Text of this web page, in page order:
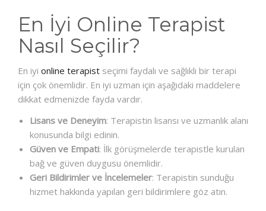
En İyi Online Terapist
Nasıl Seçilir?
En iyi online terapist seçimi faydalı ve sağlıklı bir terapi
için çok önemlidir. En iyi uzman için aşağıdaki maddelere
dikkat edmenizde fayda vardır.
Lisans ve Deneyim: Terapistin lisansı ve uzmanlık alanı
konusunda bilgi edinin.
Güven ve Empati: İlk görüşmelerde terapistle kurulan
bağ ve güven duygusu önemlidir.
Geri Bildirimler ve İncelemeler: Terapistin sunduğu
hizmet hakkında yapılan geri bildirimlere göz atın.